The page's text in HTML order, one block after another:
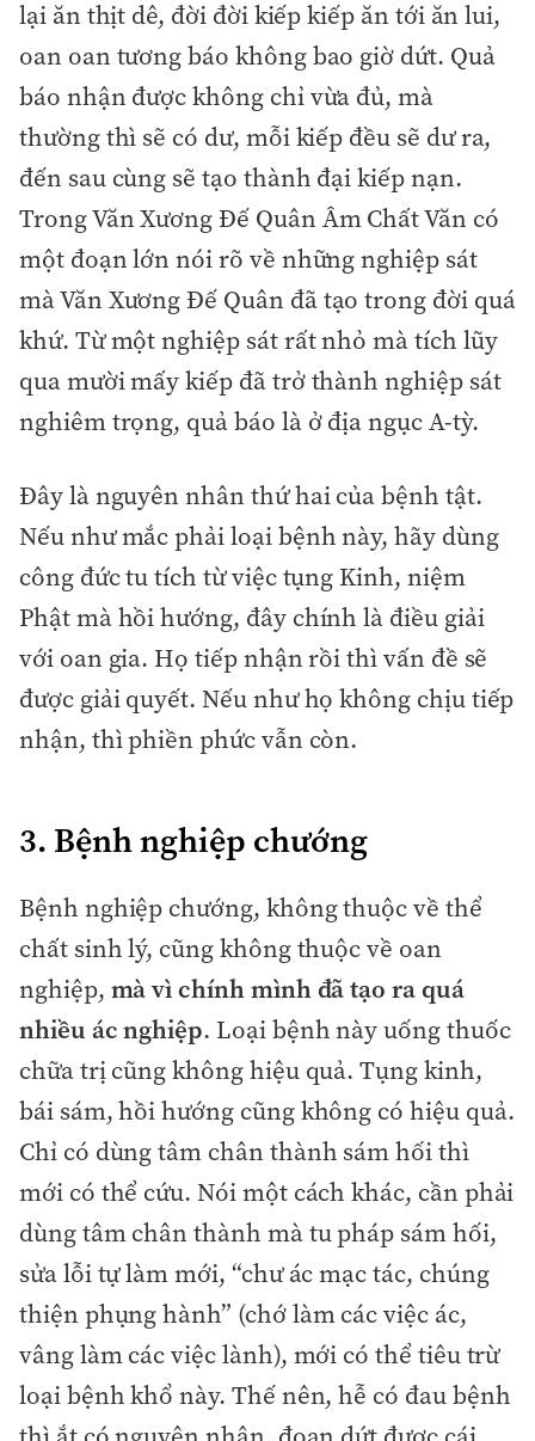
lại ăn thịt dê, đời đời kiếp kiếp ăn tới ăn lui,
oan oan tương báo không bao giờ dứt. Quả
báo nhận được không chỉ vừa đủ, mà
thường thì sẽ có dư, mỗi kiếp đều sẽ dư ra,
đến sau cùng sẽ tạo thành đại kiếp nạn.
Trong Văn Xương Đế Quân Âm Chất Văn có
một đoạn lớn nói rõ về những nghiệp sát
mà Văn Xương Đế Quân đã tạo trong đời quá
khứ. Từ một nghiệp sát rất nhỏ mà tích lũy
qua mười mấy kiếp đã trở thành nghiệp sát
nghiêm trọng, quả báo là ở địa ngục A-tỳ.
Đây là nguyên nhân thứ hai của bệnh tật.
Nếu như mắc phải loại bệnh này, hãy dùng
công đức tu tích từ việc tụng Kinh, niệm
Phật mà hồi hướng, đây chính là điều giải
với oan gia. Họ tiếp nhận rồi thì vấn đề sẽ
được giải quyết. Nếu như họ không chịu tiếp
nhận, thì phiền phức vẫn còn.
3. Bệnh nghiệp chướng
Bệnh nghiệp chướng, không thuộc về thể
chất sinh lý, cũng không thuộc về oan
nghiệp, mà vì chính mình đã tạo ra quá
nhiều ác nghiệp. Loại bệnh này uống thuốc
chữa trị cũng không hiệu quả. Tụng kinh,
bái sám, hồi hướng cũng không có hiệu quả.
Chỉ có dùng tâm chân thành sám hối thì
mới có thể cứu. Nói một cách khác, cần phải
dùng tâm chân thành mà tu pháp sám hối,
sửa lỗi tự làm mới, “chư ác mạc tác, chúng
thiện phụng hành” (chớ làm các việc ác,
vâng làm các việc lành), mới có thể tiêu trừ
loại bệnh khổ này. Thế nên, hễ có đau bệnh